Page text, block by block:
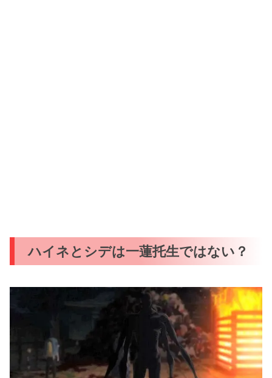
ハイネとシデは一蓮托生ではない？